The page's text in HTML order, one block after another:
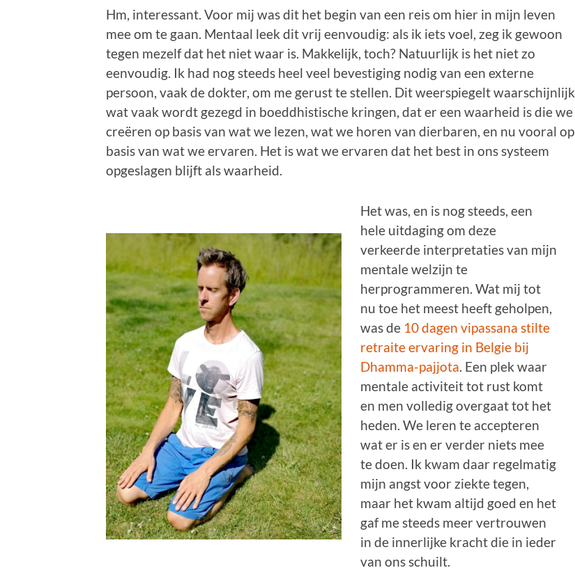
Hm, interessant. Voor mij was dit het begin van een reis om hier in mijn leven
mee om te gaan. Mentaal leek dit vrij eenvoudig: als ik iets voel, zeg ik gewoon
tegen mezelf dat het niet waar is. Makkelijk, toch? Natuurlijk is het niet zo
eenvoudig. Ik had nog steeds heel veel bevestiging nodig van een externe
persoon, vaak de dokter, om me gerust te stellen. Dit weerspiegelt waarschijnlijk
wat vaak wordt gezegd in boeddhistische kringen, dat er een waarheid is die we
creëren op basis van wat we lezen, wat we horen van dierbaren, en nu vooral op
basis van wat we ervaren. Het is wat we ervaren dat het best in ons systeem
opgeslagen blijft als waarheid.
Het was, en is nog steeds, een
hele uitdaging om deze
verkeerde interpretaties van mijn
mentale welzijn te
herprogrammeren. Wat mij tot
nu toe het meest heeft geholpen,
was de 10 dagen vipassana stilte
retraite ervaring in Belgie bij
Dhamma-pajjota. Een plek waar
mentale activiteit tot rust komt
en men volledig overgaat tot het
heden. We leren te accepteren
wat er is en er verder niets mee
te doen. Ik kwam daar regelmatig
mijn angst voor ziekte tegen,
maar het kwam altijd goed en het
gaf me steeds meer vertrouwen
in de innerlijke kracht die in ieder
van ons schuilt.